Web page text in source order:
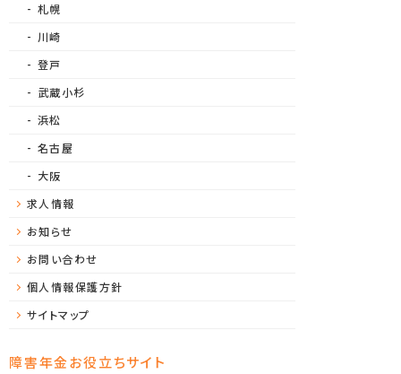
札幌
川崎
登戸
武蔵小杉
浜松
名古屋
大阪
求人情報
お知らせ
お問い合わせ
個人情報保護方針
サイトマップ
障害年金お役立ちサイト